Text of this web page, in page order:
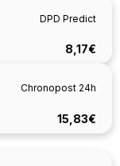
DPD Predict
8,17€
Chronopost 24h
15,83€